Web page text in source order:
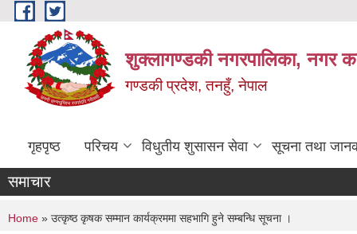
Skip to main content
शुक्लागण्डकी नगरपालिका, नगर
गण्डकी प्रदेश, तनहुँ, नेपाल
गृहपृष्ठ परिचय विधुतीय शुसासन सेवा सूचना तथा
समाचार
You are here
Home » उत्कृष्ठ कृषक सम्मान कार्यक्रममा सहभागि हुने सम्बन्धि सूचना ।